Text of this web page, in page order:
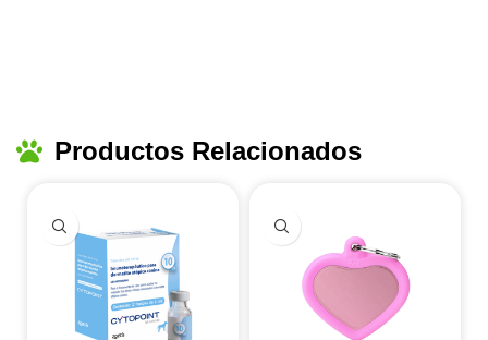
Productos Relacionados